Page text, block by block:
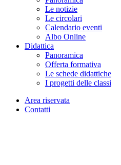
Le notizie
Le circolari
Calendario eventi
Albo Online
Didattica
Panoramica
Offerta formativa
Le schede didattiche
I progetti delle classi
Area riservata
Contatti